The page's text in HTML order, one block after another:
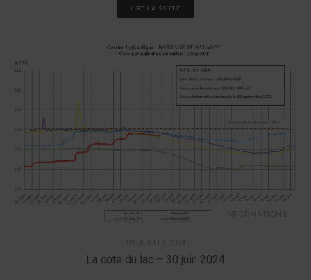
LIRE LA SUITE
La cote du lac – 30 juin 2024